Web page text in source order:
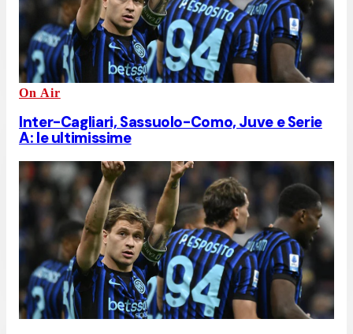
On Air
Inter-Cagliari, Sassuolo-Como, Juve e Serie
A: le ultimissime